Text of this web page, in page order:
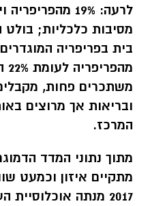
לרעה: 19%
מסיבות כלכליות;
מהפריפריה לעומת 22% המרכז
משתכרים פחות,
ובריאות אך מרוצים
המרכז.
מתוך נתוני המדד
מתקיים איזון וכמעט